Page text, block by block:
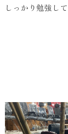
しっかり勉強し